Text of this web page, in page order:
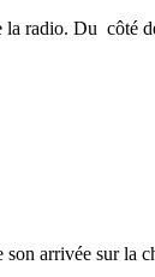
radio. Du côté
son arrivée sur